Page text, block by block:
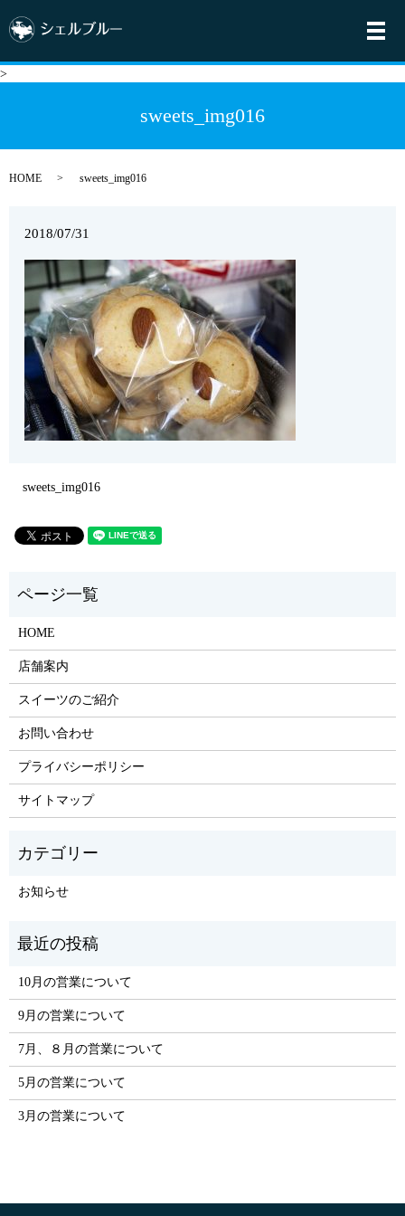
メ
>
sweets_img016
HOME sweets_img016
2018/07/31
sweets_img016
HOME
店舗案内
スイーツのご紹介
お問い合わせ
プライバシーポリシー
サイトマップ
お知らせ
10月の営業について
9月の営業について
7月、８月の営業について
5月の営業について
3月の営業について